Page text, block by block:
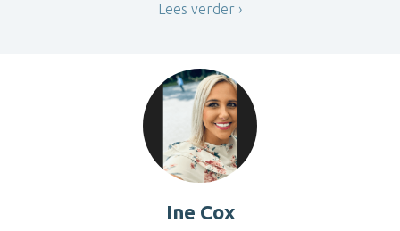
Lees verder
Ine Cox